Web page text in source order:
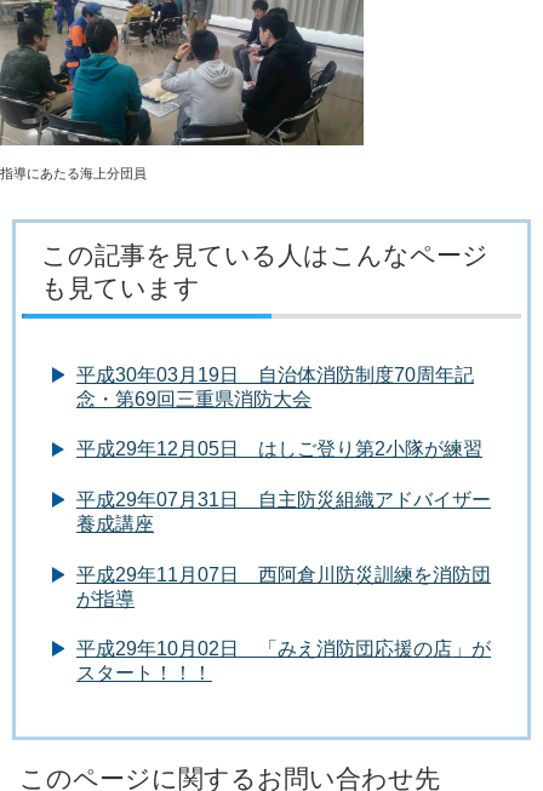
指導にあたる海上分団員
この記事を見ている人はこんなページ
も見ています
平成30年03月19日 自治体消防制度70周年記
念・第69回三重県消防大会
平成29年12月05日 はしご登り第2小隊が練習
平成29年07月31日 自主防災組織アドバイザー
養成講座
平成29年11月07日 西阿倉川防災訓練を消防団
が指導
平成29年10月02日 「みえ消防団応援の店」が
スタート！！！
このページに関するお問い合わせ先